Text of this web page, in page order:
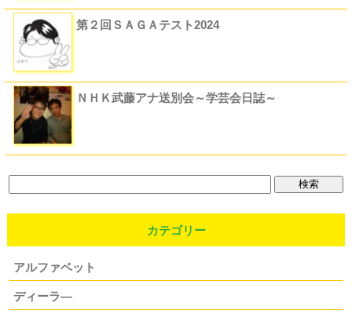
第２回ＳＡＧＡテスト2024
ＮＨＫ武藤アナ送別会～学芸会日誌～
カテゴリー
アルファベット
ディーラ―